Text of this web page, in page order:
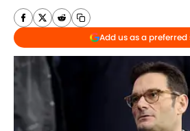
Add us as a preferred